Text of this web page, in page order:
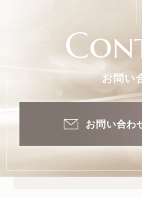
お問い
お問い合わ